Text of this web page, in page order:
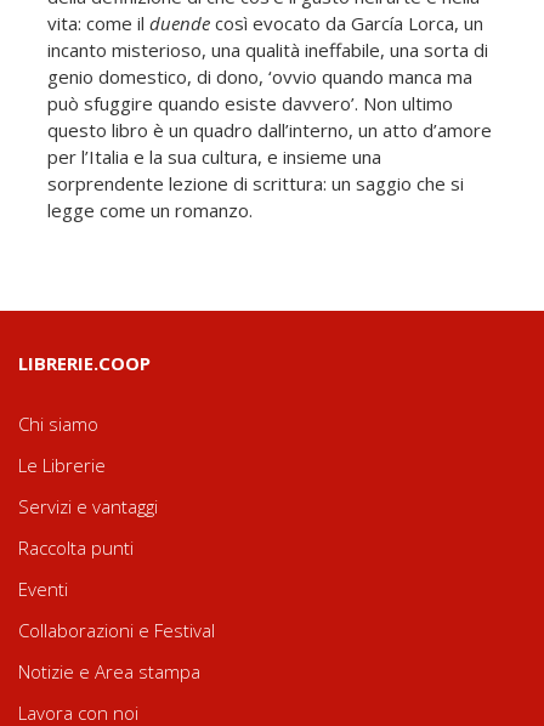
vita: come il duende così evocato da García Lorca, un
incanto misterioso, una qualità ineffabile, una sorta di
genio domestico, di dono, ‘ovvio quando manca ma
può sfuggire quando esiste davvero’. Non ultimo
questo libro è un quadro dall’interno, un atto d’amore
per l’Italia e la sua cultura, e insieme una
sorprendente lezione di scrittura: un saggio che si
legge come un romanzo.
LIBRERIE.COOP
Chi siamo
Le Librerie
Servizi e vantaggi
Raccolta punti
Eventi
Collaborazioni e Festival
Notizie e Area stampa
Lavora con noi